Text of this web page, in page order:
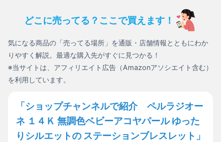
どこに売ってる？ここで買えます！
気になる商品の「売ってる場所」を通販・店舗情報とともにわか
りやすく解説。最適な購入先がすぐに見つかる！
※当サイトは、アフィリエイト広告（Amazonアソシエイト含む）
を利用しています。
「ショップチャンネルで紹介 ペルラジオー
ネ １４Ｋ 無調色ベビーアコヤパール ゆった
りシルエットの ステーションブレスレット」